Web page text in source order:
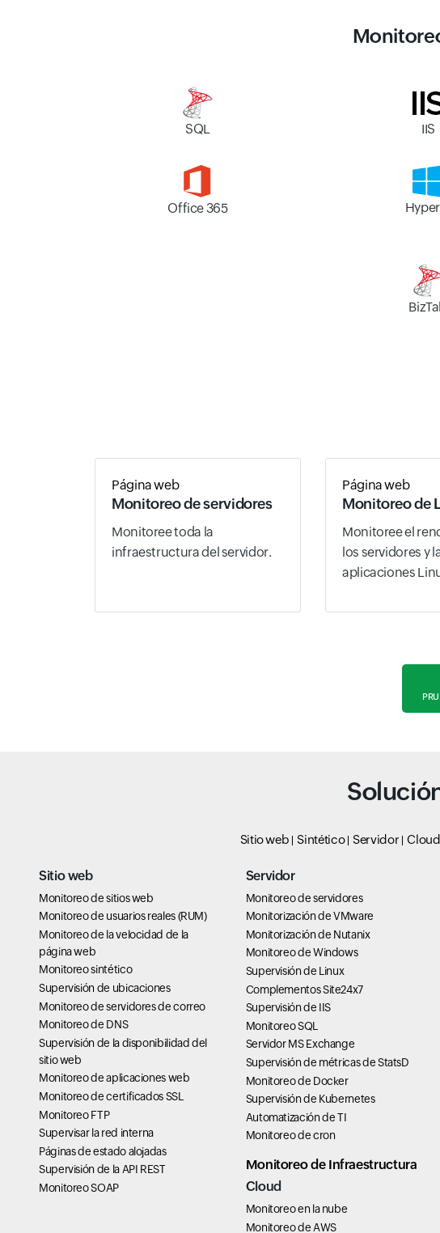
SQL IIS
Office 365
Página web
Monitoreo de servidores
Monitoree toda la
infraestructura del servidor.
Página web
Monitoreo de
Monitoree el
los servidores y
aplicaciones
Sitio web Sintético Servidor Cloud
Sitio web
Monitoreo de sitios web
Monitoreo de usuarios reales (RUM)
Monitoreo de la velocidad de la
página web
Monitoreo sintético
Supervisión de ubicaciones
Monitoreo de servidores de correo
Monitoreo de DNS
Supervisión de la disponibilidad del
sitio web
Monitoreo de aplicaciones web
Monitoreo de certificados SSL
Monitoreo FTP
Supervisar la red interna
Páginas de estado alojadas
Supervisión de la API REST
Monitoreo SOAP
Servidor
Monitoreo de servidores
Monitorización de VMware
Monitorización de Nutanix
Monitoreo de Windows
Supervisión de Linux
Complementos Site24x7
Supervisión de IIS
Monitoreo SQL
Servidor MS Exchange
Supervisión de métricas de StatsD
Monitoreo de Docker
Supervisión de Kubernetes
Automatización de TI
Monitoreo de cron
Monitoreo de Infraestructura
Cloud
Monitoreo en la nube
Monitoreo de AWS